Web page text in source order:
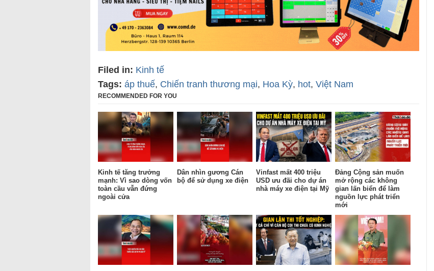
Filed in: Kinh tế
Tags: áp thuế, Chiến tranh thương mại, Hoa Kỳ, hot, Việt Nam
RECOMMENDED FOR YOU
Kinh tế tăng trưởng
mạnh: Vì sao dòng vốn
toàn cầu vẫn đứng
ngoài cửa
Dân nhìn gương Cán
bộ để sử dụng xe điện
Vinfast mất 400 triệu
USD ưu đãi cho dự án
nhà máy xe điện tại Mỹ
Đảng Cộng sản muốn
mở rộng các không
gian lấn biển để làm
nguồn lực phát triển
mới